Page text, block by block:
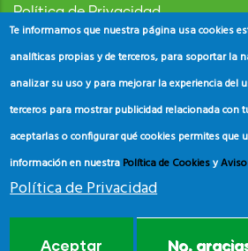
Política de Privacidad
Aviso Legal
Política de Cookies
Te informamos que nuestra página usa cookies
analíticas propias y de terceros, para soportar la
analizar su uso y para mejorar la experiencia del
terceros para mostrar publicidad relacionada con
aceptarlas o configurar qué cookies permites que
información en nuestra Política de Cookiesy
Política de Privacidad
Aceptar No,